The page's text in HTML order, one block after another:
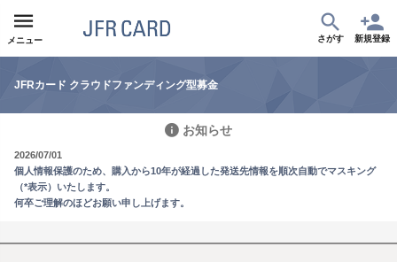
メニュー さがす 新規登録
JFRカード クラウドファンディング型募金
お知らせ
2026/07/01
個人情報保護のため、購入から10年が経過した発送先情報を順次自動でマスキング
（*表示）いたします。
何卒ご理解のほどお願い申し上げます。